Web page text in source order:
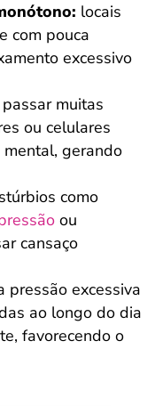
locais
com pouca
excessivo
passar muitas
ou celulares
gerando
como
ou
cansaço
pressão excessiva
ao longo do dia
favorecendo o